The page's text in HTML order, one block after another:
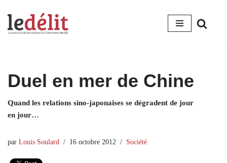
Aller
Duel en mer de Chine
Quand les relations sino-japonaises se dégradent de jour
en jour…
par Louis Soulard 16 octobre 2012 Société